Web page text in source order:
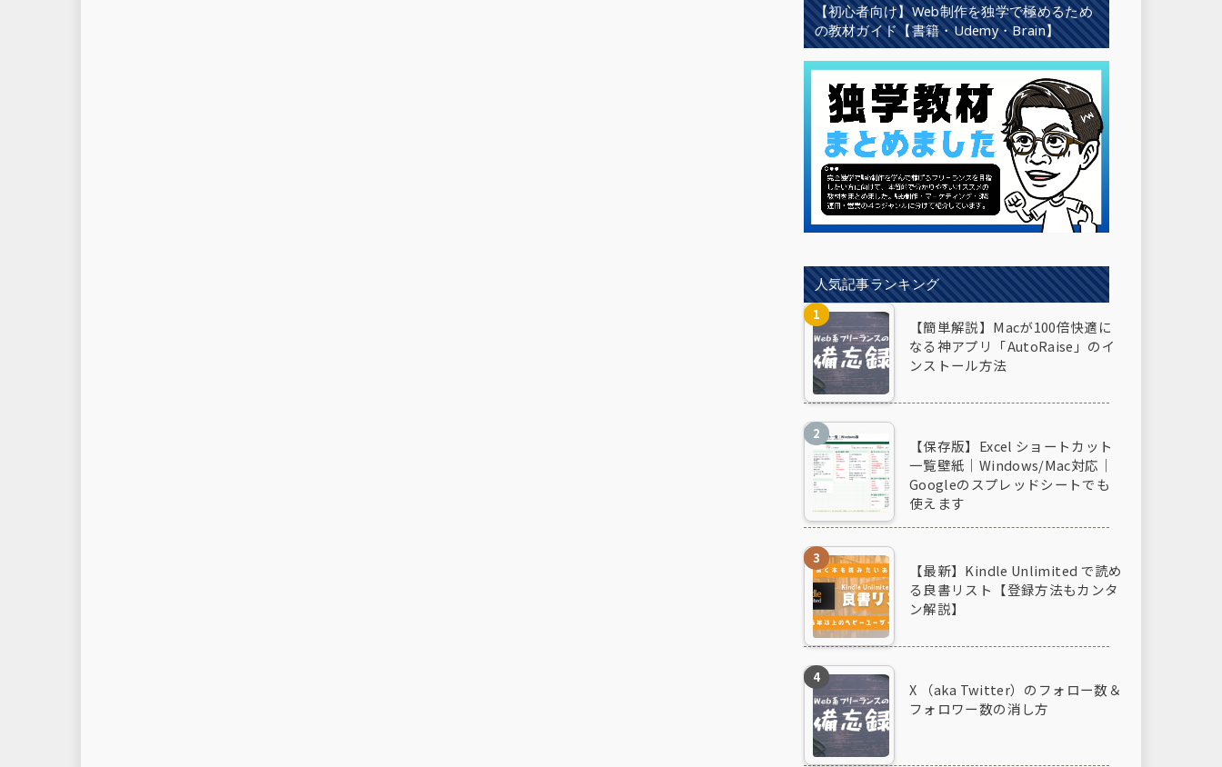
【初心者向け】Web制作を独学で極めるため
の教材ガイド【書籍・Udemy・Brain】
人気記事ランキング
【簡単解説】Macが100倍快適に
なる神アプリ「AutoRaise」のイ
ンストール方法
【保存版】Excel ショートカット
一覧壁紙｜Windows/Mac対応｜
Googleのスプレッドシートでも
使えます
【最新】Kindle Unlimited で読め
る良書リスト【登録方法もカンタ
ン解説】
X （aka Twitter）のフォロー数＆
フォロワー数の消し方